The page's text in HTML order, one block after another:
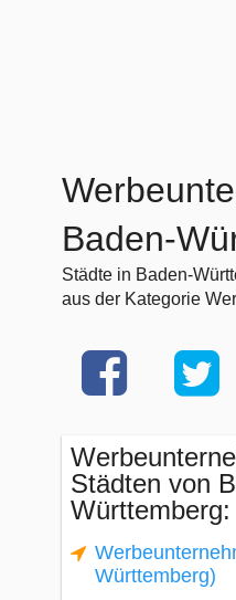
Baden-
Städte in Baden-
aus der Kategorie
Städten von
Württemberg:
Württemberg)